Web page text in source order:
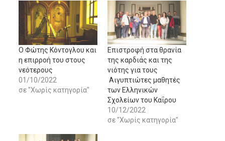
Ο Φώτης Κόντογλου και
η επιρροή του στους
νεότερους
01/10/2022
σε "Χωρίς κατηγορία"
Επιστροφή στα θρανία
της καρδιάς και της
νιότης για τους
Αιγυπτιώτες μαθητές
των Ελληνικών
Σχολείων του Καΐρου
10/12/2022
σε "Χωρίς κατηγορία"